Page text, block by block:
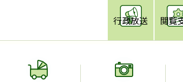
行政放送 閲覧